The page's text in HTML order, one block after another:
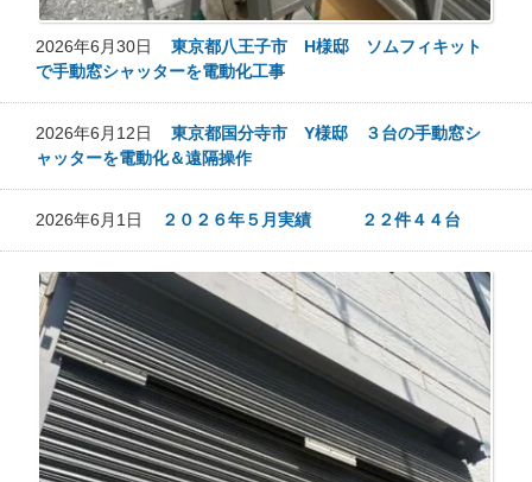
2026年6月30日 東京都八王子市 H様邸 ソムフィキット
で手動窓シャッターを電動化工事
2026年6月12日 東京都国分寺市 Y様邸 ３台の手動窓シ
ャッターを電動化＆遠隔操作
2026年6月1日 ２０２６年５月実績 ２２件４４台